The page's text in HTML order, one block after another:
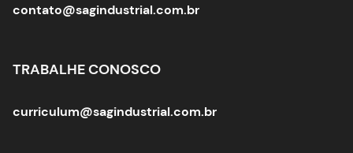
contato@sagindustrial.com.br
TRABALHE CONOSCO
curriculum@sagindustrial.com.br